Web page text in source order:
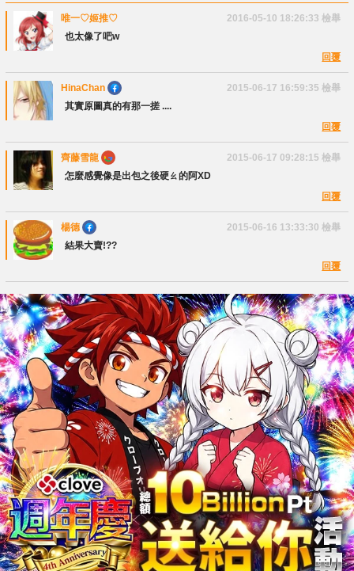
唯一♡姬推♡ 2016-05-10 18:26:33 檢舉
也太像了吧w
回覆
HinaChan 2015-06-17 16:59:35 檢舉
其實原圖真的有那一搓 ....
回覆
齊藤雪龍 2015-06-17 09:28:15 檢舉
怎麼感覺像是出包之後硬ㄠ的阿XD
回覆
楊德 2015-06-16 13:33:30 檢舉
結果大賣!??
回覆